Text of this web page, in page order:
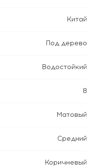
Китай
Под дерево
Водостойкий
8
Матовый
Средний
Коричневый